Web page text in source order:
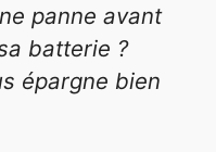
panne avant
batterie ?
épargne bien